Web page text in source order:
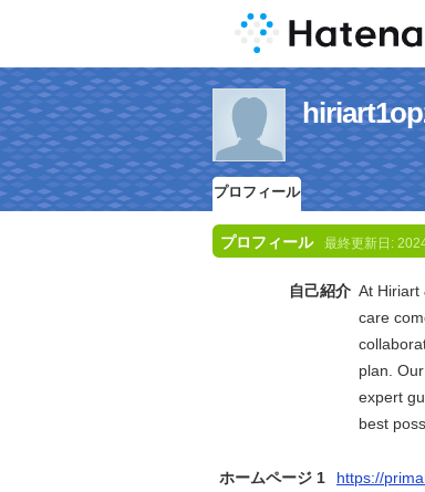
プロフィール
プロフィール 最終更新日:
自己紹介 At Hiriart
care
plan.
expert
best
ホームページ 1 https://